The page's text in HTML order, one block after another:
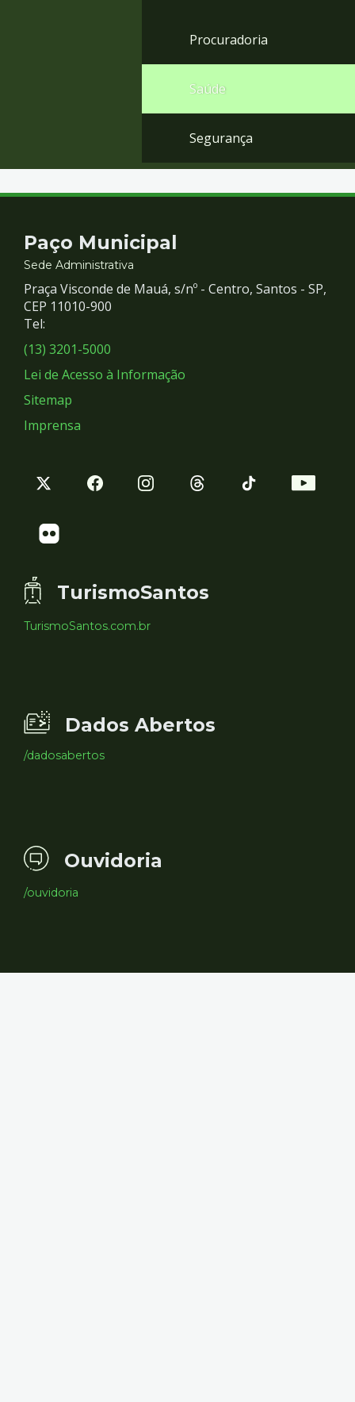
Procuradoria
Saúde
Segurança
Contato
e
Redes
Sociais
Paço Municipal
Sede Administrativa
Praça Visconde de Mauá, s/nº - Centro, Santos - SP,
CEP 11010-900
Tel:
(13) 3201-5000
Lei de Acesso à Informação
Sitemap
Imprensa
TurismoSantos
TurismoSantos.com.br
Dados Abertos
/dadosabertos
Ouvidoria
/ouvidoria